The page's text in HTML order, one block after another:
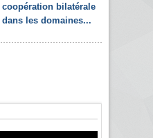
coopération bilatérale
dans les domaines...